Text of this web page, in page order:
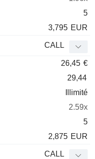
5
3,795 EUR
CALL
26,45 €
29,44
Illimité
2.59x
5
2,875 EUR
CALL